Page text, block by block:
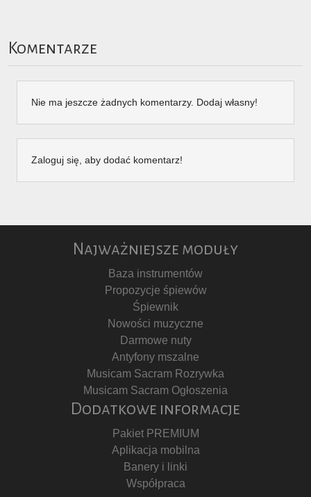
Komentarze
Nie ma jeszcze żadnych komentarzy. Dodaj własny!
Zaloguj się, aby dodać komentarz!
Najważniejsze moduły
Baza instrumentów
Propozycje śpiewów
Śpiewnik
Nowości muzyczne
Darmowe nuty
Antyfony mszalne
Musicam Sacram Rozrywka
Musicam Sacram Ogłoszenia
Dodatkowe informacje
Pakiet PREMIUM
Aplikacja mobilna
Banery i linki
Współpraca